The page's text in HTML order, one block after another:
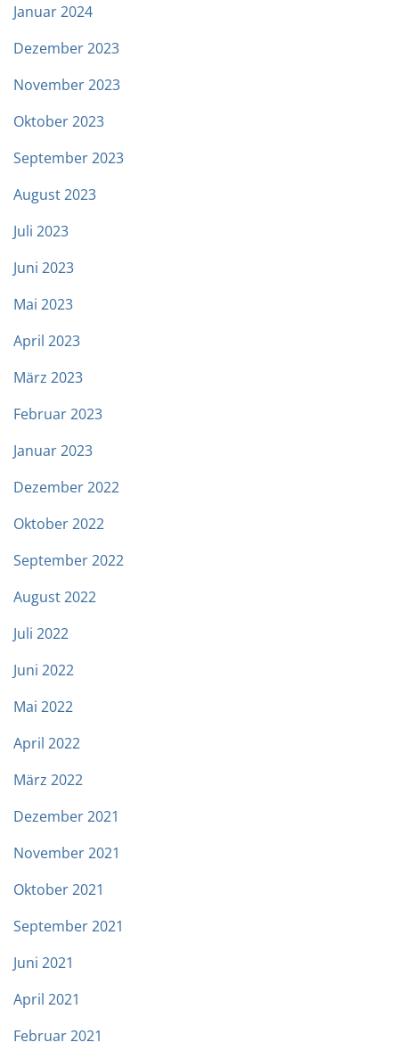
Januar 2024
Dezember 2023
November 2023
Oktober 2023
September 2023
August 2023
Juli 2023
Juni 2023
Mai 2023
April 2023
März 2023
Februar 2023
Januar 2023
Dezember 2022
Oktober 2022
September 2022
August 2022
Juli 2022
Juni 2022
Mai 2022
April 2022
März 2022
Dezember 2021
November 2021
Oktober 2021
September 2021
Juni 2021
April 2021
Februar 2021